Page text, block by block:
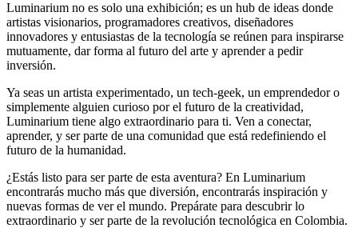
Luminarium no es solo una exhibición; es un hub de ideas donde
artistas visionarios, programadores creativos, diseñadores
innovadores y entusiastas de la tecnología se reúnen para inspirarse
mutuamente, dar forma al futuro del arte y aprender a pedir
inversión.
Ya seas un artista experimentado, un tech-geek, un emprendedor o
simplemente alguien curioso por el futuro de la creatividad,
Luminarium tiene algo extraordinario para ti. Ven a conectar,
aprender, y ser parte de una comunidad que está redefiniendo el
futuro de la humanidad.
¿Estás listo para ser parte de esta aventura? En Luminarium
encontrarás mucho más que diversión, encontrarás inspiración y
nuevas formas de ver el mundo. Prepárate para descubrir lo
extraordinario y ser parte de la revolución tecnológica en Colombia.